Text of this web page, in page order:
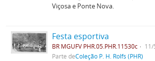
Viçosa e Ponte Nova.
Festa esportiva
BR MGUFV PHR.05.PHR.11530c
Parte deColeção P. H. Rolfs (PHR)